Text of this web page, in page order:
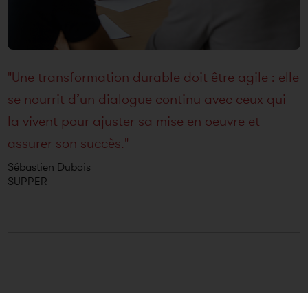
"Une transformation durable doit être agile : elle
se nourrit d’un dialogue continu avec ceux qui
la vivent pour ajuster sa mise en oeuvre et
assurer son succès."
Sébastien Dubois
SUPPER